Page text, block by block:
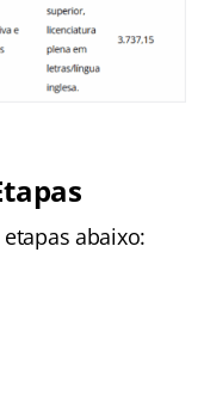
abaixo: